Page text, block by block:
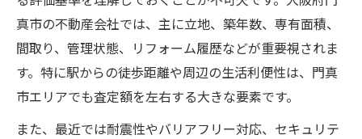
真市の不動産会社では、主に立地、築年数、専有面積、
間取り、管理状態、リフォーム履歴などが重要視されま
す。特に駅からの徒歩距離や周辺の生活利便性は、門真
市エリアでも査定額を左右する大きな要素です。
また、最近では耐震性やバリアフリー対応、セキュリテ